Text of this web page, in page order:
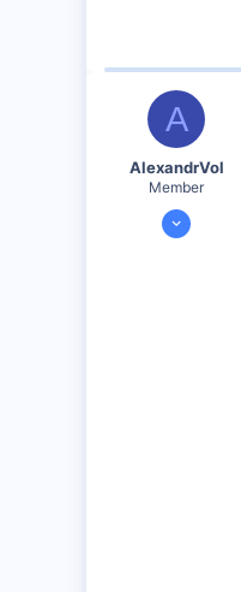
A
AlexandrVol
Member
26 Дек 2023